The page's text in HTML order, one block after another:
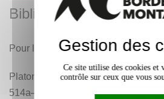
Bibliographie
Pour le premier cours, on peut lire :
Platon - L'Allégorie de la caverne,
514a–520a.
Gestion des
Ce site utilise des cookies et
contrôle sur ceux que vous